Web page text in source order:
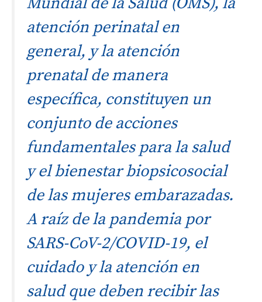
atención perinatal en
general, y la atención
prenatal de manera
específica, constituyen un
conjunto de acciones
fundamentales para la salud
y el bienestar biopsicosocial
de las mujeres embarazadas.
A raíz de la pandemia por
SARS-CoV-2/COVID-19, el
cuidado y la atención en
salud que deben recibir las